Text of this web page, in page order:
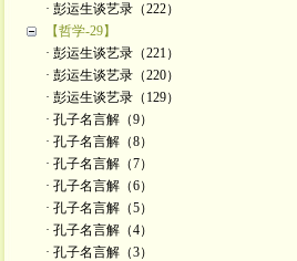
· 彭运生谈艺录（222）
【哲学-29】
· 彭运生谈艺录（221）
· 彭运生谈艺录（220）
· 彭运生谈艺录（129）
· 孔子名言解（9）
· 孔子名言解（8）
· 孔子名言解（7）
· 孔子名言解（6）
· 孔子名言解（5）
· 孔子名言解（4）
· 孔子名言解（3）